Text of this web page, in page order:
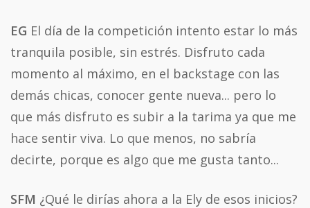
EG El día de la competición intento estar lo más
tranquila posible, sin estrés. Disfruto cada
momento al máximo, en el backstage con las
demás chicas, conocer gente nueva... pero lo
que más disfruto es subir a la tarima ya que me
hace sentir viva. Lo que menos, no sabría
decirte, porque es algo que me gusta tanto...
SFM ¿Qué le dirías ahora a la Ely de esos inicios?